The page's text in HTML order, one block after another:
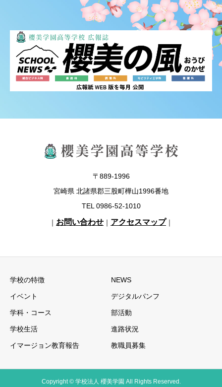
〒889-1996
宮崎県 北諸県郡三股町樺山1996番地
TEL 0986-52-1010
｜ お問い合わせ ｜ アクセスマップ｜
学校の特徴 NEWS
イベント デジタルパンフ
学科・コース 部活動
学校生活 進路状況
イマージョン教育報告 教職員募集
Copyright © 学校法人 櫻美学園 All Rights Reserved.